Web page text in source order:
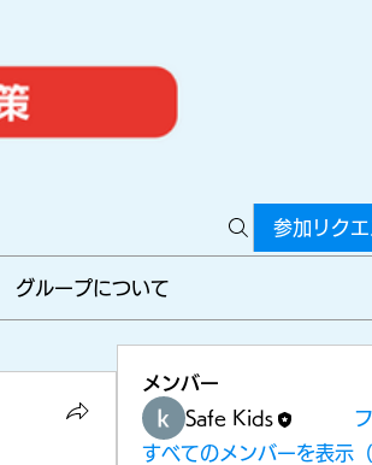
​メニューを開く
参加リク
グループについて
メンバー
Safe Kids
すべてのメンバーを表示（